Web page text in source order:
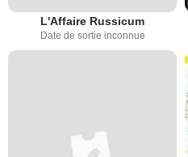
L'Affaire Russicum
Date de sortie inconnue